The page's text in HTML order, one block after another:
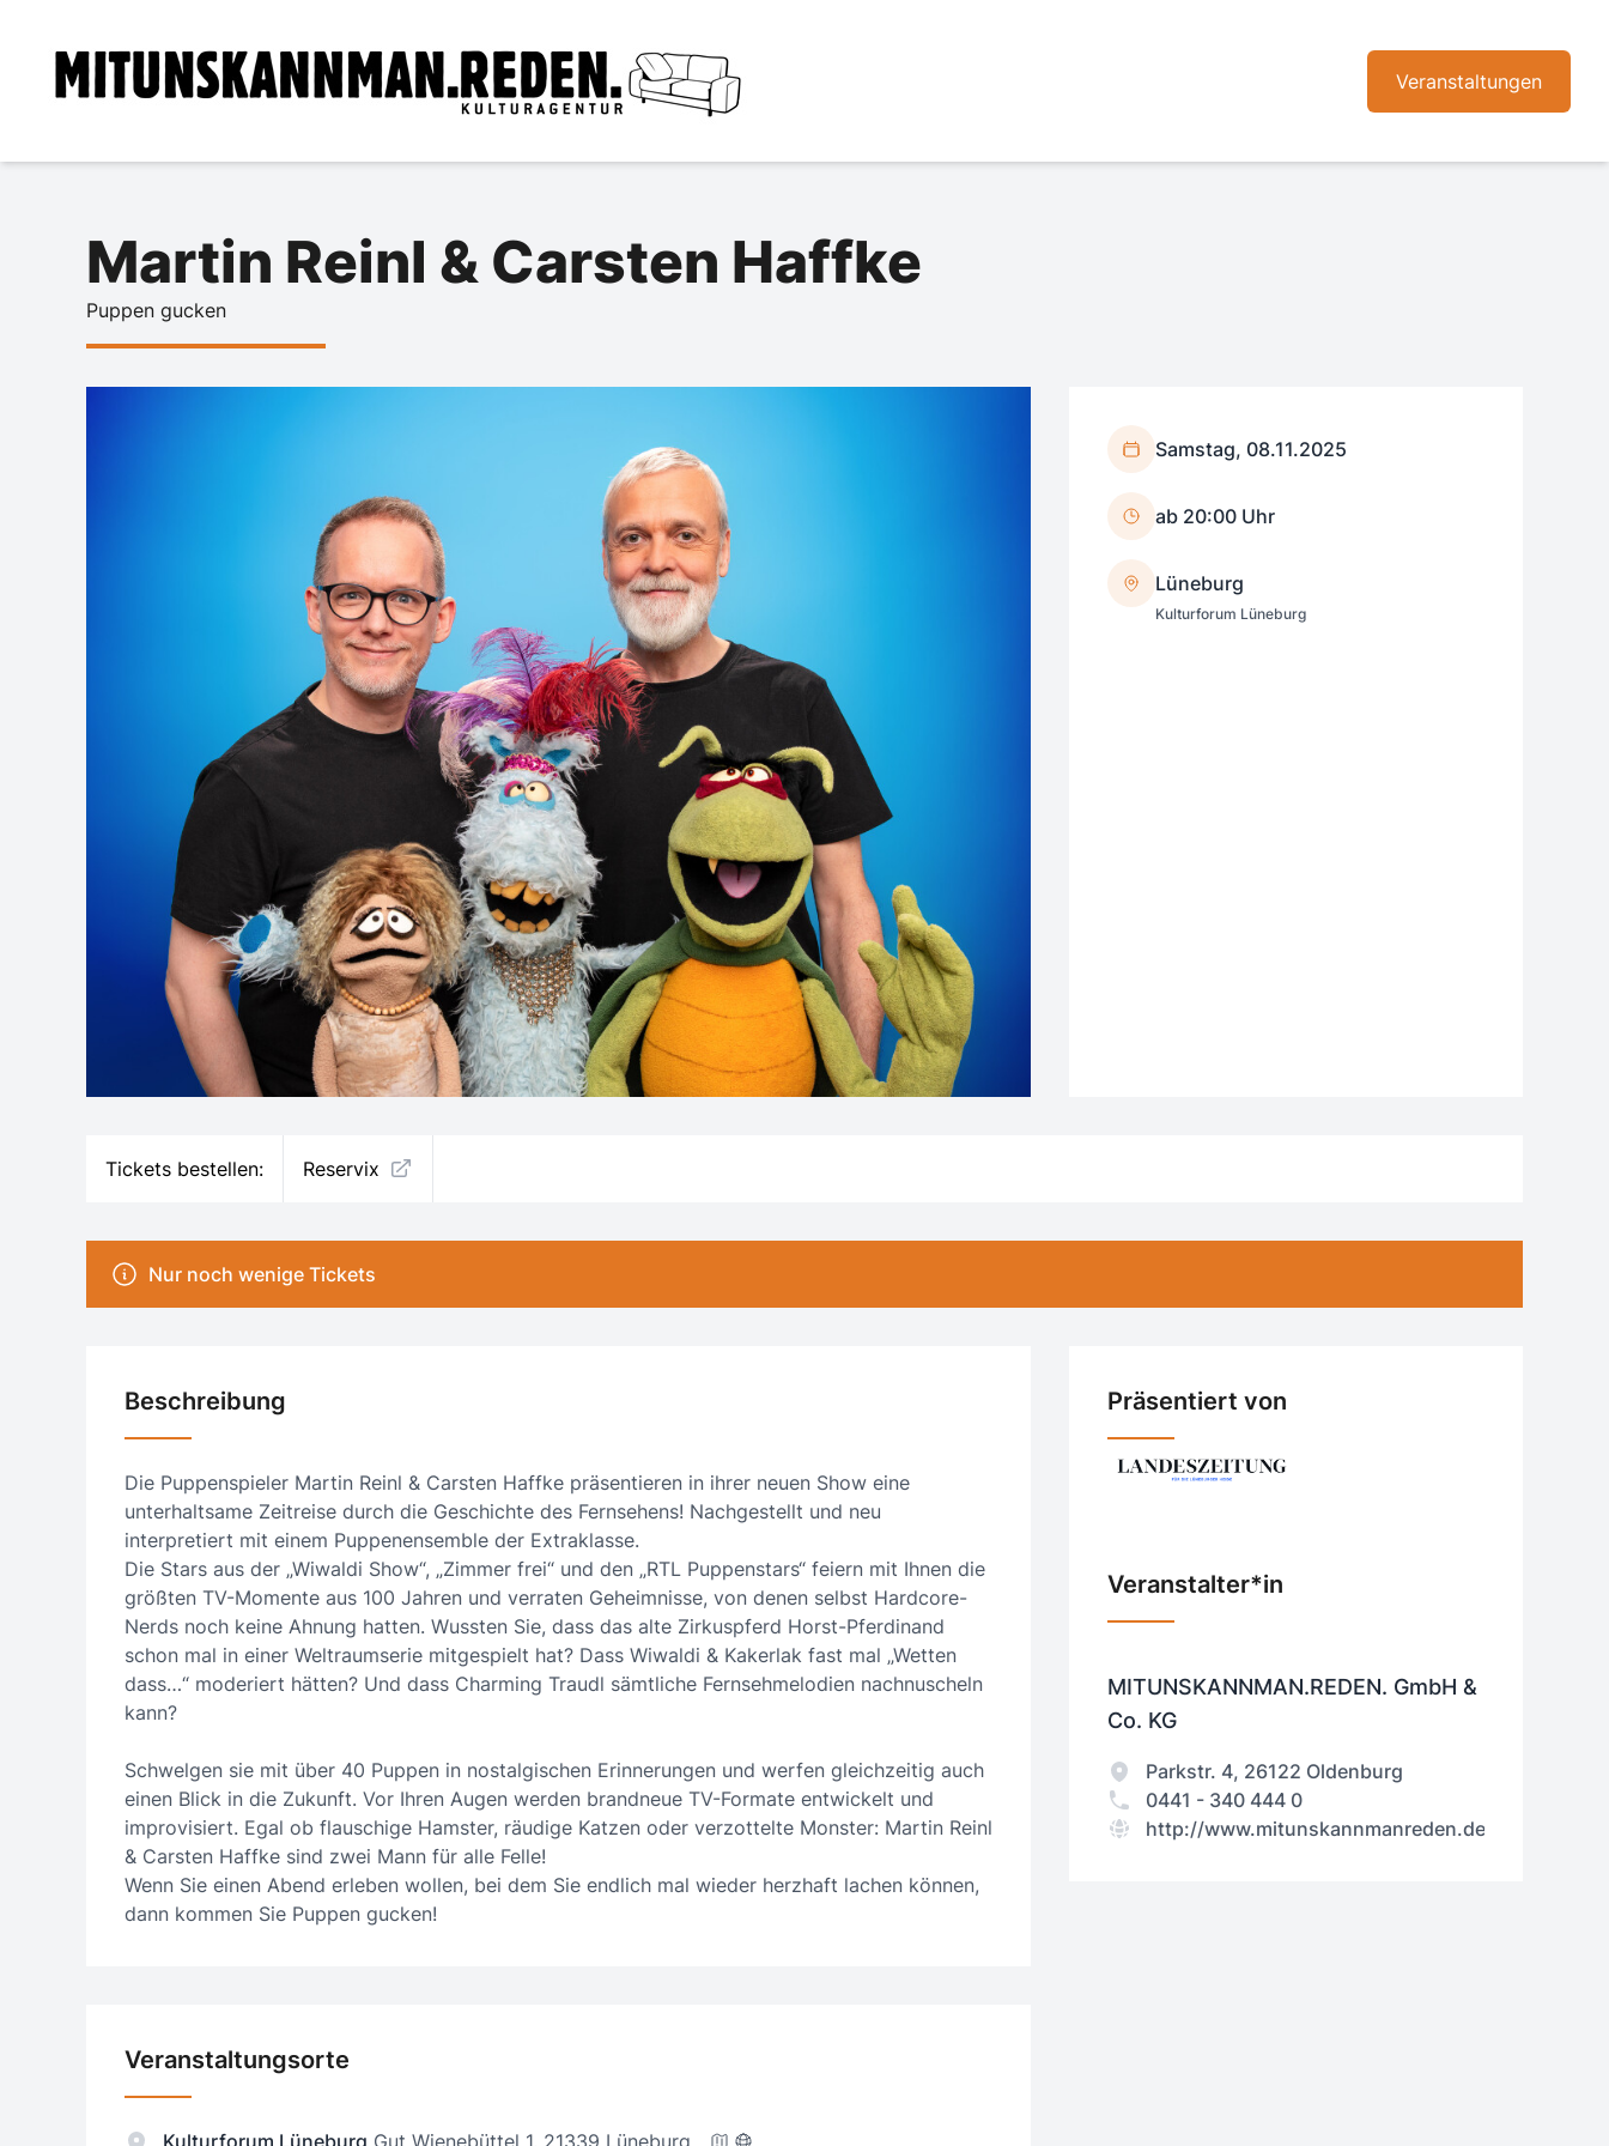
Veranstaltungen
Martin Reinl & Carsten Haffke
Puppen gucken
Samstag, 08.11.2025
ab 20:00 Uhr
Lüneburg
Kulturforum Lüneburg
Tickets bestellen: Reservix
Nur noch wenige Tickets
Beschreibung
Die Puppenspieler Martin Reinl & Carsten Haffke präsentieren in ihrer neuen Show eine
unterhaltsame Zeitreise durch die Geschichte des Fernsehens! Nachgestellt und neu
interpretiert mit einem Puppenensemble der Extraklasse.
Die Stars aus der „Wiwaldi Show“, „Zimmer frei“ und den „RTL Puppenstars“ feiern mit Ihnen die
größten TV-Momente aus 100 Jahren und verraten Geheimnisse, von denen selbst Hardcore-
Nerds noch keine Ahnung hatten. Wussten Sie, dass das alte Zirkuspferd Horst-Pferdinand
schon mal in einer Weltraumserie mitgespielt hat? Dass Wiwaldi & Kakerlak fast mal „Wetten
dass…“ moderiert hätten? Und dass Charming Traudl sämtliche Fernsehmelodien nachnuscheln
kann?
Schwelgen sie mit über 40 Puppen in nostalgischen Erinnerungen und werfen gleichzeitig auch
einen Blick in die Zukunft. Vor Ihren Augen werden brandneue TV-Formate entwickelt und
improvisiert. Egal ob flauschige Hamster, räudige Katzen oder verzottelte Monster: Martin Reinl
& Carsten Haffke sind zwei Mann für alle Felle!
Wenn Sie einen Abend erleben wollen, bei dem Sie endlich mal wieder herzhaft lachen können,
dann kommen Sie Puppen gucken!
Veranstaltungsorte
Kulturforum Lüneburg Gut Wienebüttel 1, 21339 Lüneburg
Präsentiert von
Veranstalter*in
MITUNSKANNMAN.REDEN. GmbH &
Co. KG
Parkstr. 4, 26122 Oldenburg
0441 - 340 444 0
http://www.mitunskannmanreden.de